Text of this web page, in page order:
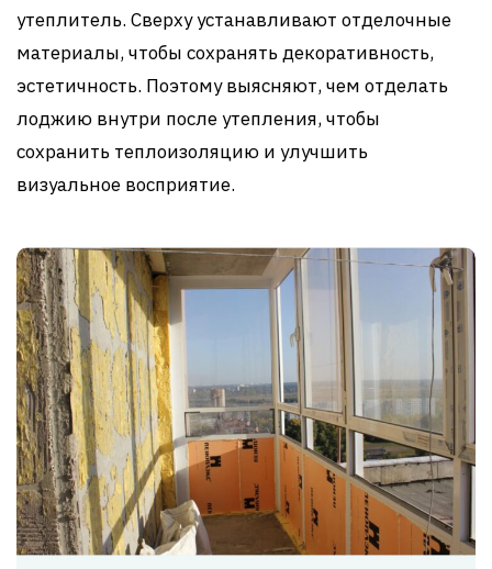
утеплитель. Сверху устанавливают отделочные
материалы, чтобы сохранять декоративность,
эстетичность. Поэтому выясняют, чем отделать
лоджию внутри после утепления, чтобы
сохранить теплоизоляцию и улучшить
визуальное восприятие.